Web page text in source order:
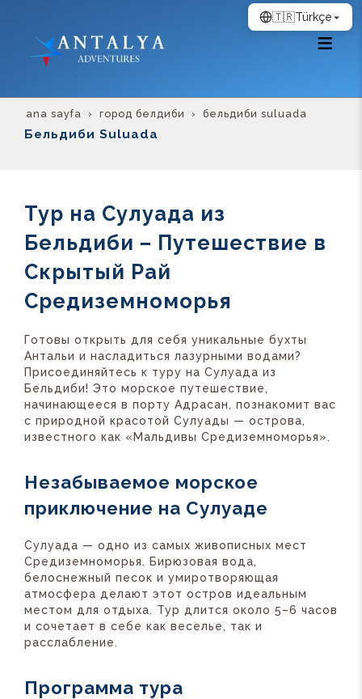
ana sayfa город белдиби бельдиби suluada
Бельдиби Suluada
Тур на Сулуада из
Бельдиби – Путешествие в
Скрытый Рай
Средиземноморья
Готовы открыть для себя уникальные бухты
Антальи и насладиться лазурными водами?
Присоединяйтесь к туру на Сулуада из
Бельдиби! Это морское путешествие,
начинающееся в порту Адрасан, познакомит вас
с природной красотой Сулуады — острова,
известного как «Мальдивы Средиземноморья».
Незабываемое морское
приключение на Сулуаде
Сулуада — одно из самых живописных мест
Средиземноморья. Бирюзовая вода,
белоснежный песок и умиротворяющая
атмосфера делают этот остров идеальным
местом для отдыха. Тур длится около 5–6 часов
и сочетает в себе как веселье, так и
расслабление.
Программа тура
🇹🇷Türkçe